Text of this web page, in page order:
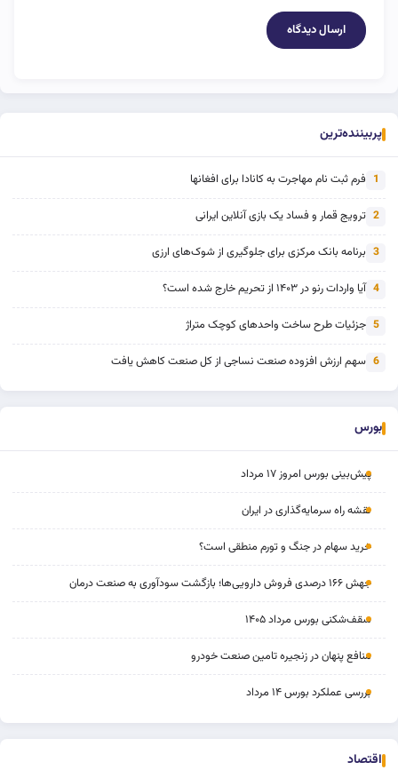
پربیننده‌ترین
1 فرم ثبت نام مهاجرت به کانادا برای افغانها
2 ترویج قمار و فساد یک بازی آنلاین ایرانی
3 برنامه بانک مرکزی برای جلوگیری از شوک‌های ارزی
4 آیا واردات رنو در ۱۴۰۳ از تحریم خارج شده است؟
5 جزئیات طرح ساخت واحدهای کوچک متراژ
6 سهم ارزش افزوده صنعت نساجی از کل صنعت کاهش یافت
بورس
پیش‌بینی بورس امروز ۱۷ مرداد
نقشه راه سرمایه‌گذاری در ایران
خرید سهام در جنگ و تورم منطقی است؟
جهش ۱۶۶ درصدی فروش دارویی‌ها؛ بازگشت سودآوری به صنعت درمان
سقف‌شکنی بورس مرداد ۱۴۰۵
منافع پنهان در زنجیره تامین صنعت خودرو
بررسی عملکرد بورس ۱۴ مرداد
اقتصاد